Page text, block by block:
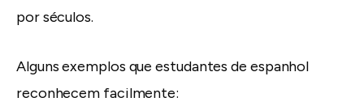
por séculos.
Alguns exemplos que estudantes de espanhol
reconhecem facilmente: